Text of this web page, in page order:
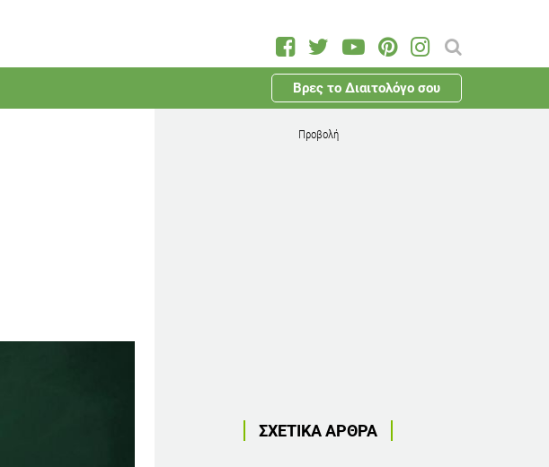
Βρες το Διαιτολόγο σου
Προβολή
ΣΧΕΤΙΚΑ ΑΡΘΡΑ